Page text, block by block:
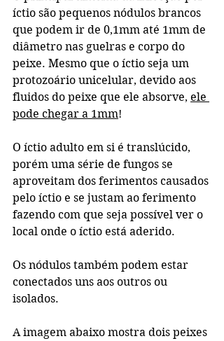
íctio são pequenos nódulos brancos
que podem ir de 0,1mm até 1mm de
diâmetro nas guelras e corpo do
peixe. Mesmo que o íctio seja um
protozoário unicelular, devido aos
fluidos do peixe que ele absorve, ele
pode chegar a 1mm!
O íctio adulto em si é translúcido,
porém uma série de fungos se
aproveitam dos ferimentos causados
pelo íctio e se justam ao ferimento
fazendo com que seja possível ver o
local onde o íctio está aderido.
Os nódulos também podem estar
conectados uns aos outros ou
isolados.
A imagem abaixo mostra dois peixes